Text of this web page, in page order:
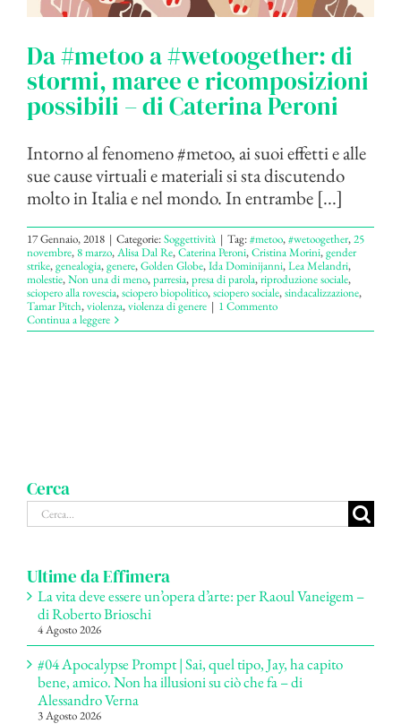
Da #metoo a #wetoogether: di
stormi, maree e ricomposizioni
possibili – di Caterina Peroni
Intorno al fenomeno #metoo, ai suoi effetti e alle
sue cause virtuali e materiali si sta discutendo
molto in Italia e nel mondo. In entrambe [...]
17 Gennaio, 2018 | Categorie:Soggettività | Tag:#metoo,#wetoogether,25
novembre,8 marzo,Alisa Dal Re,Caterina Peroni,Cristina Morini,gender
strike,genealogia,genere,Golden Globe,Ida Dominijanni,Lea Melandri,
molestie,Non una di meno,parresia,presa di parola,riproduzione sociale,
sciopero alla rovescia,sciopero biopolitico,sciopero sociale,sindacalizzazione,
Tamar Pitch,violenza,violenza di genere | 1 Commento
Continua a leggere
Cerca
Cerca
per:
Ultime da Effimera
La vita deve essere un’opera d’arte: per Raoul Vaneigem –
di Roberto Brioschi
4 Agosto 2026
#04 Apocalypse Prompt | Sai, quel tipo, Jay, ha capito
bene, amico. Non ha illusioni su ciò che fa – di
Alessandro Verna
3 Agosto 2026